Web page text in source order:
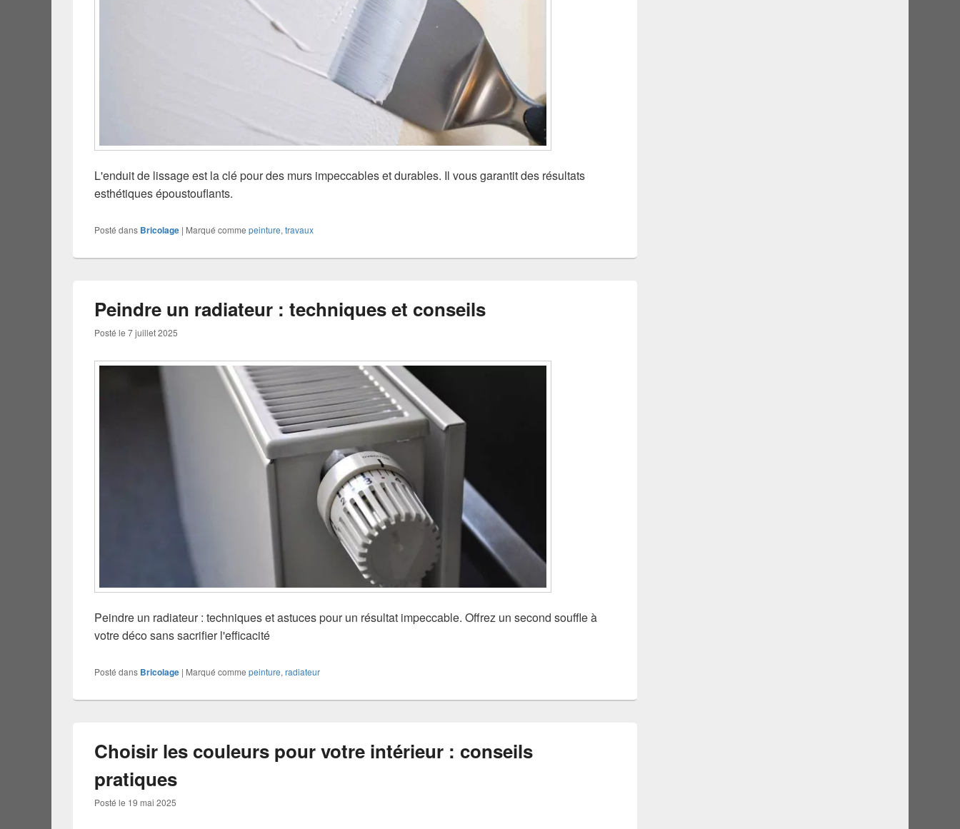
L'enduit de lissage est la clé pour des murs impeccables et durables. Il vous garantit des résultats
esthétiques époustouflants.
Posté dans Bricolage | Marqué comme peinture, travaux
Peindre un radiateur : techniques et conseils
Posté le 7 juillet 2025
Peindre un radiateur : techniques et astuces pour un résultat impeccable. Offrez un second souffle à
votre déco sans sacrifier l'efficacité
Posté dans Bricolage | Marqué comme peinture, radiateur
Choisir les couleurs pour votre intérieur : conseils
pratiques
Posté le 19 mai 2025